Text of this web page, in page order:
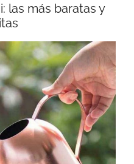
las más baratas y